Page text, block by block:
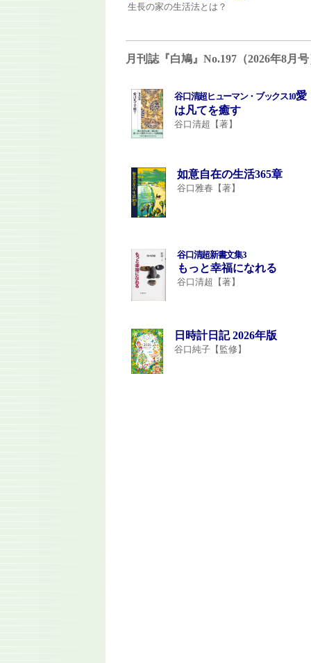
生長の家の生活法とは？
月刊誌『白鳩』No.197（2026年8月
谷口清超ヒューマン・ブックス10愛
は凡てを癒す
谷口清超【著】
如意自在の生活365章
谷口雅春【著】
谷口清超新書文集3
もっと幸福になれる
谷口清超【著】
日時計日記 2026年版
谷口純子【監修】